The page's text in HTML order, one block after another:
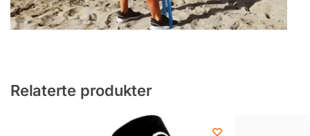
Relaterte produkter